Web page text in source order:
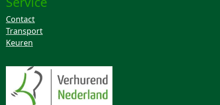
Contact
Transport
Keuren